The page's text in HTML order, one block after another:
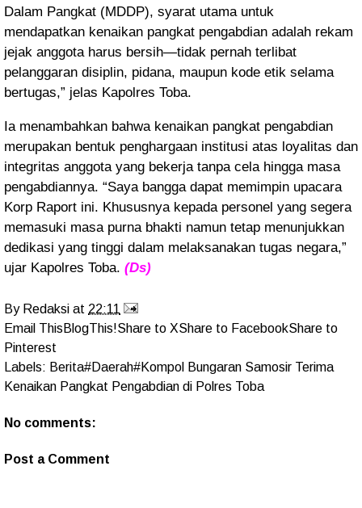
Dalam Pangkat (MDDP), syarat utama untuk
mendapatkan kenaikan pangkat pengabdian adalah rekam
jejak anggota harus bersih—tidak pernah terlibat
pelanggaran disiplin, pidana, maupun kode etik selama
bertugas,” jelas Kapolres Toba.
Ia menambahkan bahwa kenaikan pangkat pengabdian
merupakan bentuk penghargaan institusi atas loyalitas dan
integritas anggota yang bekerja tanpa cela hingga masa
pengabdiannya. “Saya bangga dapat memimpin upacara
Korp Raport ini. Khususnya kepada personel yang segera
memasuki masa purna bhakti namun tetap menunjukkan
dedikasi yang tinggi dalam melaksanakan tugas negara,”
ujar Kapolres Toba. (Ds)
By Redaksi at 22:11
Email This BlogThis!Share to XShare to FacebookShare to
Pinterest
Labels: Berita#Daerah#Kompol Bungaran Samosir Terima
Kenaikan Pangkat Pengabdian di Polres Toba
No comments:
Post a Comment